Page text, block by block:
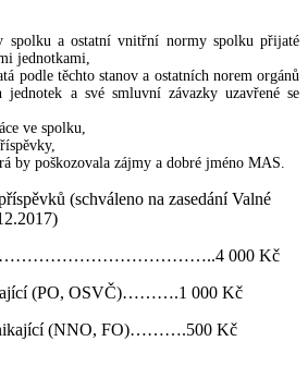
a ostatní vnitřní normy spolku přijaté
jednotkami,
těchto stanov a ostatních norem orgánů
a své smluvní závazky uzavřené se
ve spolku,
poškozovala zájmy a dobré jméno MAS.
(schváleno na zasedání Valné
…………………………………..4 000 Kč
(PO, OSVČ)……….1 000 Kč
(NNO, FO)……….500 Kč